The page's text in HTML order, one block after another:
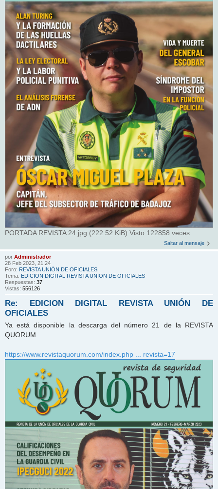
PORTADA REVISTA 24.jpg (222.52 KiB) Visto 122858 veces
Saltar al mensaje
por Administrador
28 Feb 2023, 21:24
Foro: REVISTA UNIÓN DE OFICIALES
Tema: EDICION DIGITAL REVISTA UNIÓN DE OFICIALES
Respuestas: 37
Vistas: 556126
Re: EDICION DIGITAL REVISTA UNIÓN DE
OFICIALES
Ya está disponible la descarga del número 21 de la REVISTA
QUORUM
https://www.revistaquorum.com/index.php ... revista=17